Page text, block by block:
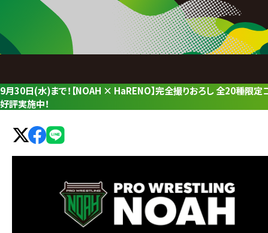
レ
ス
リ
ン
グ・
ノ
9月30日(水)まで！【NOAH × HaRENO】完全撮りおろし 全20種限定
好評実施中！